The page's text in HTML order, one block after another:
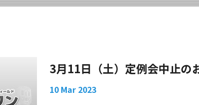
3月11日（土）定例会中止の
10 Mar 2023